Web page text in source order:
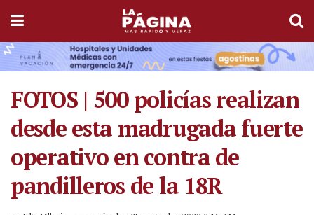
FOTOS | 500 policías realizan
desde esta madrugada fuerte
operativo en contra de
pandilleros de la 18R